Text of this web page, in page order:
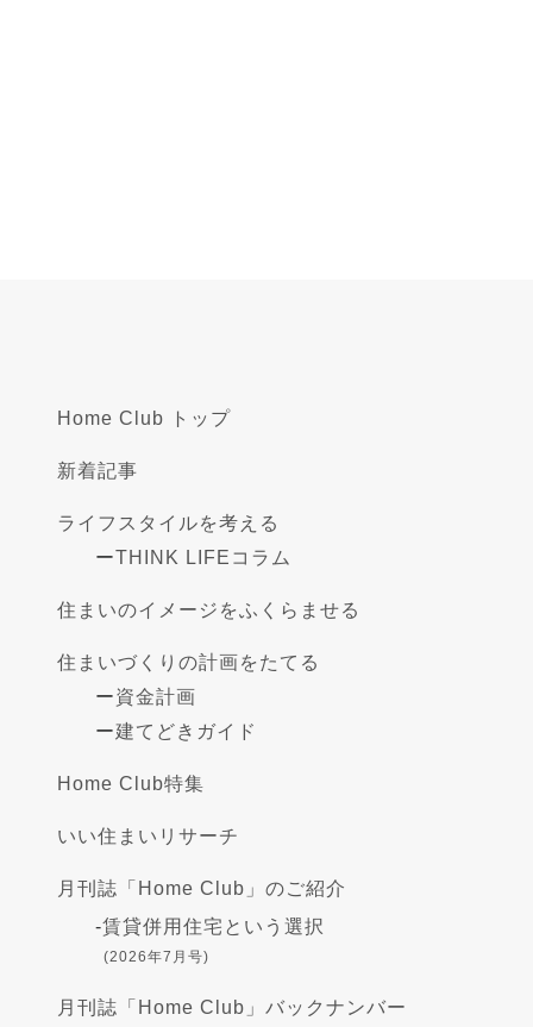
Home Club トップ
新着記事
ライフスタイルを考える
ーTHINK LIFEコラム
住まいのイメージをふくらませる
住まいづくりの計画をたてる
ー資金計画
ー建てどきガイド
Home Club特集
いい住まいリサーチ
月刊誌「Home Club」のご紹介
-賃貸併用住宅という選択
(2026年7月号)
月刊誌「Home Club」バックナンバー